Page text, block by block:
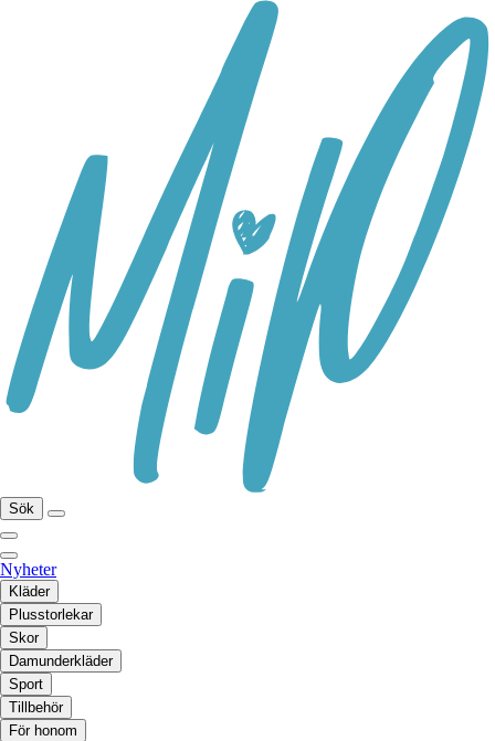
Sök
Nyheter
Kläder
Plusstorlekar
Skor
Damunderkläder
Sport
Tillbehör
För honom